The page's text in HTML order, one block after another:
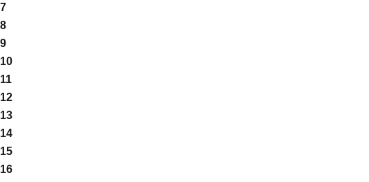
7
8
9
10
11
12
13
14
15
16